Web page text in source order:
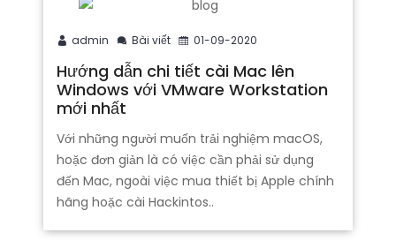
admin Bài viết 01-09-2020
Hướng dẫn chi tiết cài Mac lên
Windows với VMware Workstation
mới nhất
Với những người muốn trải nghiệm macOS,
hoặc đơn giản là có việc cần phải sử dụng
đến Mac, ngoài việc mua thiết bị Apple chính
hãng hoặc cài Hackintos..